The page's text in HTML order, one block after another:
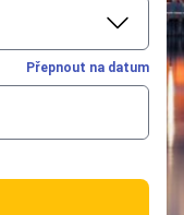
Přepnout na datum